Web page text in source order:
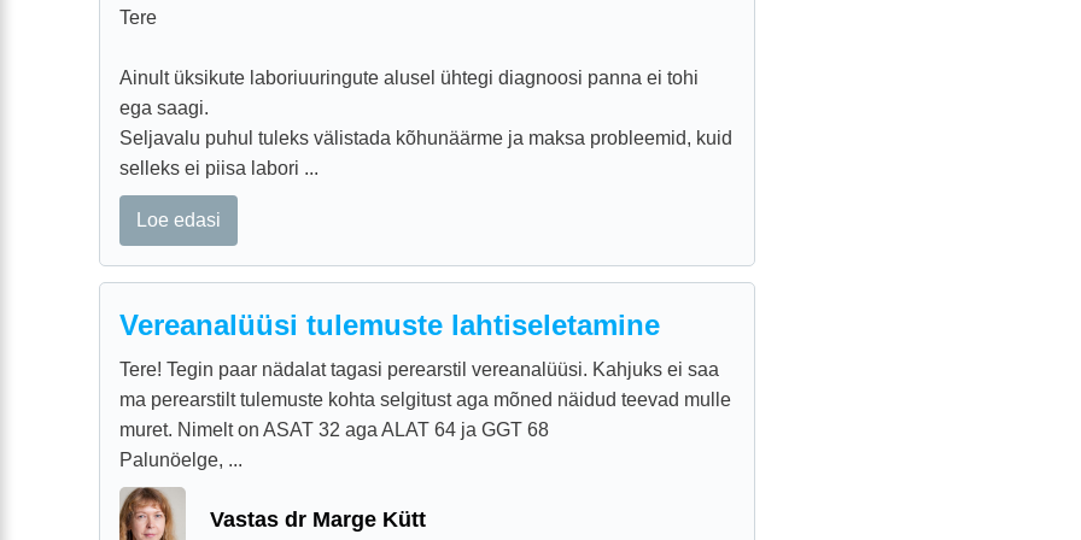
Tere
Ainult üksikute laboriuuringute alusel ühtegi diagnoosi panna ei tohi
ega saagi.
Seljavalu puhul tuleks välistada kõhunäärme ja maksa probleemid, kuid
selleks ei piisa labori ...
Loe edasi
Vereanalüüsi tulemuste lahtiseletamine
Tere! Tegin paar nädalat tagasi perearstil vereanalüüsi. Kahjuks ei saa
ma perearstilt tulemuste kohta selgitust aga mõned näidud teevad mulle
muret. Nimelt on ASAT 32 aga ALAT 64 ja GGT 68
Palunöelge, ...
Vastas dr Marge Kütt